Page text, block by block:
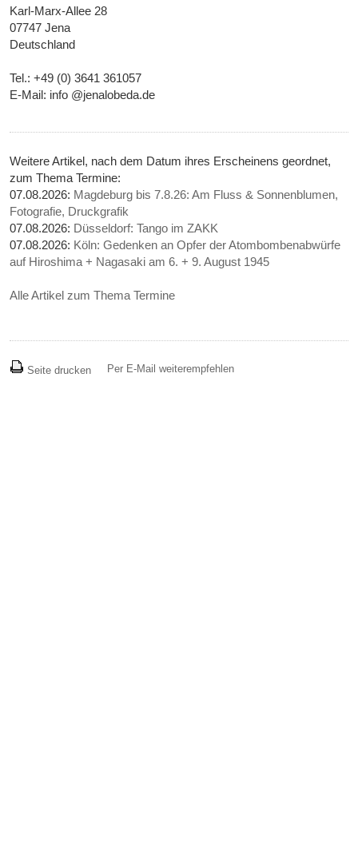
Karl-Marx-Allee 28
07747 Jena
Deutschland
Tel.: +49 (0) 3641 361057
E-Mail: info @jenalobeda.de
Weitere Artikel, nach dem Datum ihres Erscheinens geordnet,
zum Thema Termine:
07.08.2026: Magdeburg bis 7.8.26: Am Fluss & Sonnenblumen,
Fotografie, Druckgrafik
07.08.2026: Düsseldorf: Tango im ZAKK
07.08.2026: Köln: Gedenken an Opfer der Atombombenabwürfe
auf Hiroshima + Nagasaki am 6. + 9. August 1945
Alle Artikel zum Thema Termine
Seite drucken Per E-Mail weiterempfehlen